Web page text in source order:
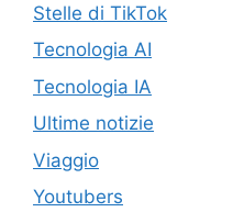
Stelle di TikTok
Tecnologia AI
Tecnologia IA
Ultime notizie
Viaggio
Youtubers